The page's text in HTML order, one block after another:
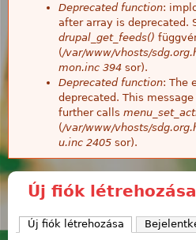
Deprecated function:
after array is deprecated.
drupal_get_feeds()
(/var/www/vhosts/
mon.inc 394 sor).
Deprecated function: The
deprecated. This
further calls
(/var/www/vhosts/
u.inc 2405 sor).
Új fiók létrehozása
Új fiók létrehozása (aktív fül)